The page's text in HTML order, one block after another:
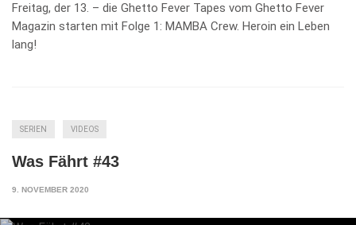
Freitag, der 13. – die Ghetto Fever Tapes vom Ghetto Fever
Magazin starten mit Folge 1: MAMBA Crew. Heroin ein Leben
lang!
SERIEN VIDEOS
Was Fährt #43
9. NOVEMBER 2020